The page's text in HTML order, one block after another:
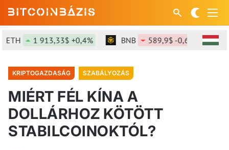
1 913,33$ +0,4% BNB 589,9$ -0,66%
KRIPTOGAZDASÁG SZABÁLYOZÁS
MIÉRT FÉL KÍNA A
DOLLÁRHOZ KÖTÖTT
STABILCOINOKTÓL?